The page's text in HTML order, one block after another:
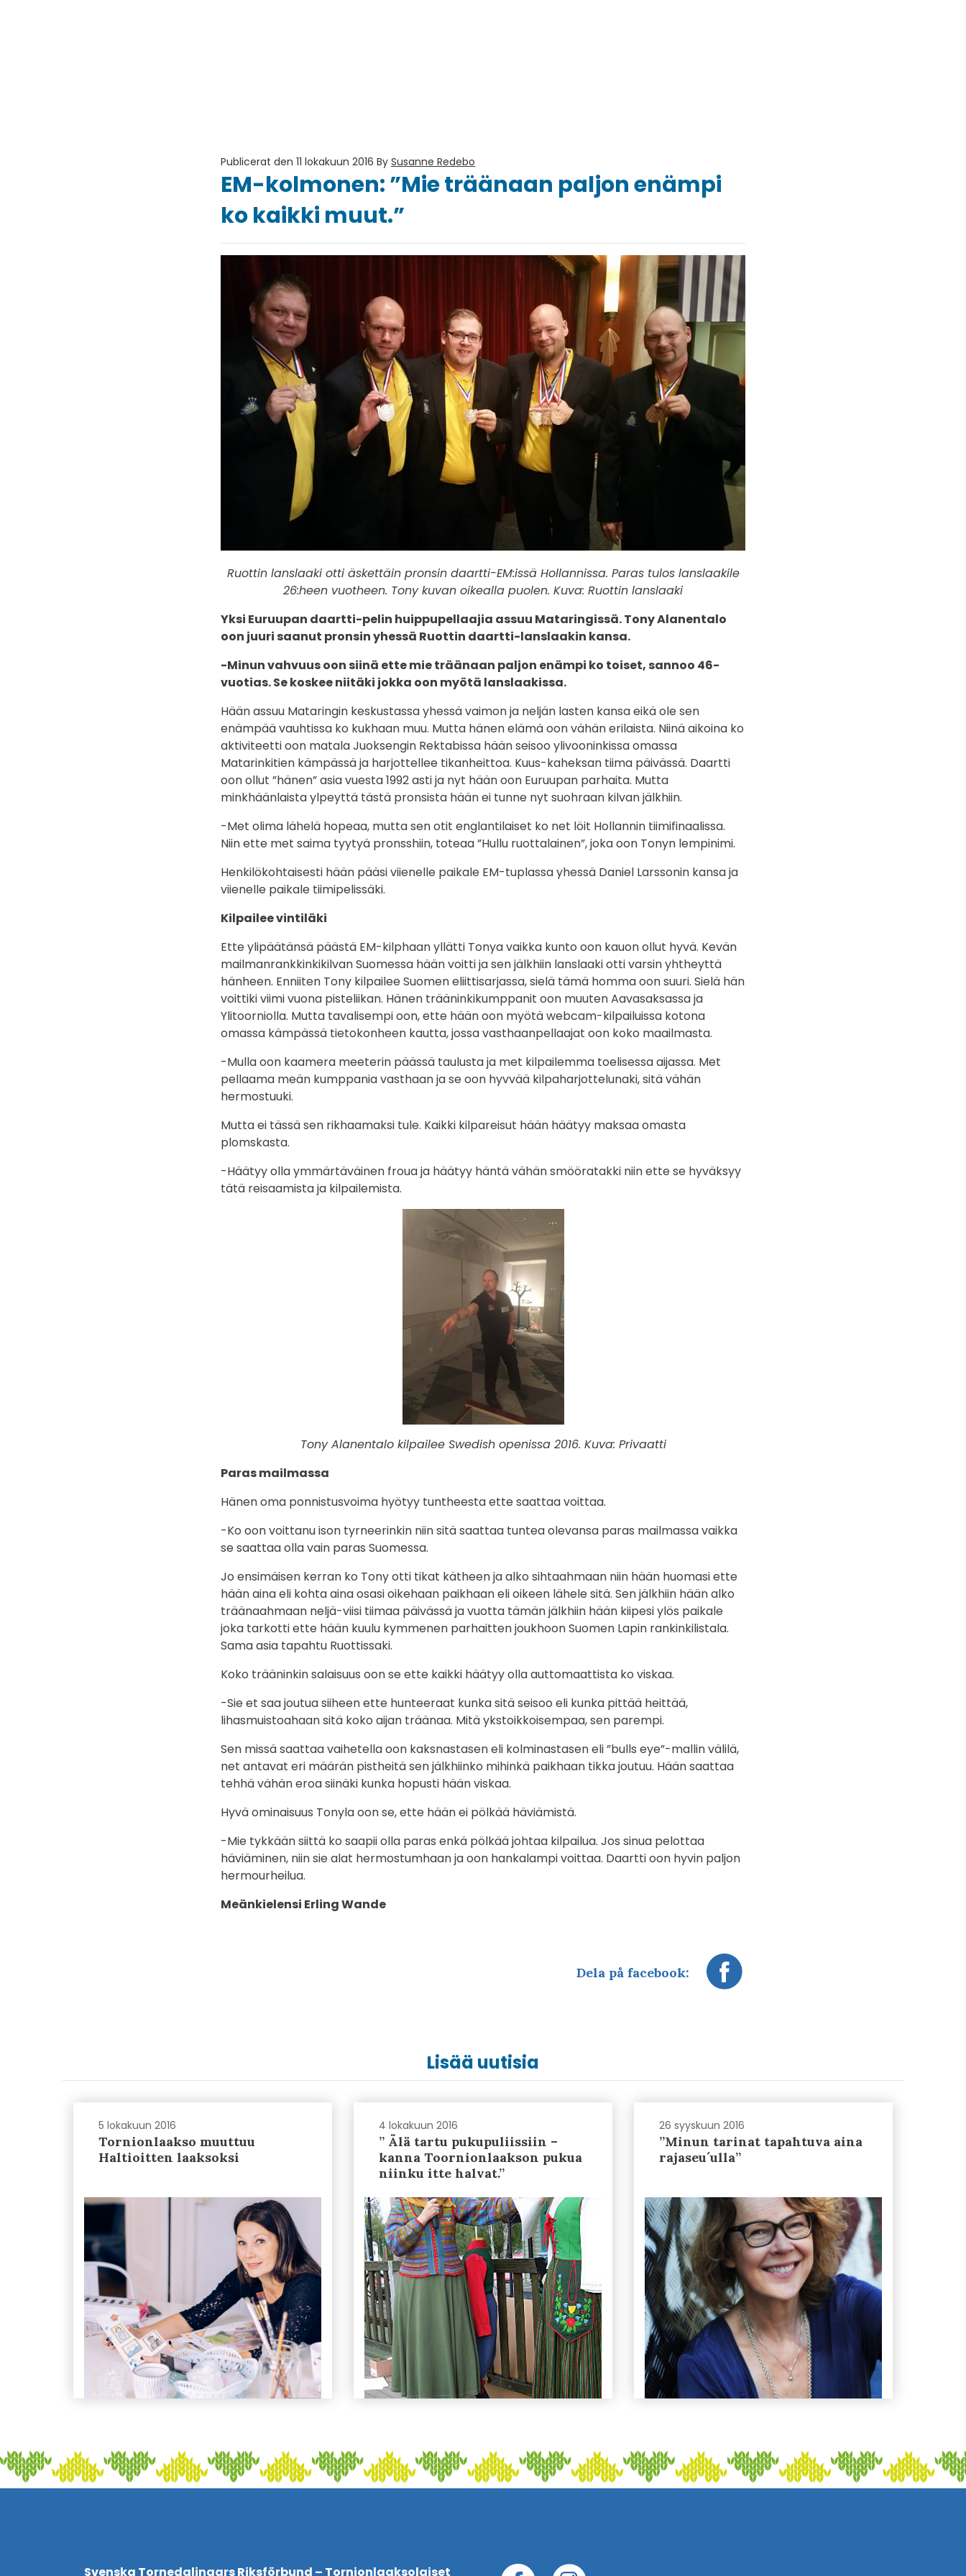
Publicerat den 11 lokakuun 2016 By Susanne Redebo
EM-kolmonen: ”Mie träänaan paljon enämpi
ko kaikki muut.”
Ruottin lanslaaki otti äskettäin pronsin daartti-EM:issä Hollannissa. Paras tulos lanslaakile
26:heen vuotheen. Tony kuvan oikealla puolen. Kuva: Ruottin lanslaaki
Yksi Euruupan daartti-pelin huippupellaajia assuu Mataringissä. Tony Alanentalo
oon juuri saanut pronsin yhessä Ruottin daartti-lanslaakin kansa.
-Minun vahvuus oon siinä ette mie träänaan paljon enämpi ko toiset, sannoo 46-
vuotias. Se koskee niitäki jokka oon myötä lanslaakissa.
Hään assuu Mataringin keskustassa yhessä vaimon ja neljän lasten kansa eikä ole sen
enämpää vauhtissa ko kukhaan muu. Mutta hänen elämä oon vähän erilaista. Niinä aikoina ko
aktiviteetti oon matala Juoksengin Rektabissa hään seisoo ylivooninkissa omassa
Matarinkitien kämpässä ja harjottellee tikanheittoa. Kuus-kaheksan tiima päivässä. Daartti
oon ollut ”hänen” asia vuesta 1992 asti ja nyt hään oon Euruupan parhaita. Mutta
minkhäänlaista ylpeyttä tästä pronsista hään ei tunne nyt suohraan kilvan jälkhiin.
-Met olima lähelä hopeaa, mutta sen otit englantilaiset ko net löit Hollannin tiimifinaalissa.
Niin ette met saima tyytyä pronsshiin, toteaa ”Hullu ruottalainen”, joka oon Tonyn lempinimi.
Henkilökohtaisesti hään pääsi viienelle paikale EM-tuplassa yhessä Daniel Larssonin kansa ja
viienelle paikale tiimipelissäki.
Kilpailee vintiläki
Ette ylipäätänsä päästä EM-kilphaan yllätti Tonya vaikka kunto oon kauon ollut hyvä. Kevän
mailmanrankkinkikilvan Suomessa hään voitti ja sen jälkhiin lanslaaki otti varsin yhtheyttä
hänheen. Enniiten Tony kilpailee Suomen eliittisarjassa, sielä tämä homma oon suuri. Sielä hän
voittiki viimi vuona pisteliikan. Hänen trääninkikumppanit oon muuten Aavasaksassa ja
Ylitoorniolla. Mutta tavalisempi oon, ette hään oon myötä webcam-kilpailuissa kotona
omassa kämpässä tietokonheen kautta, jossa vasthaanpellaajat oon koko maailmasta.
-Mulla oon kaamera meeterin päässä taulusta ja met kilpailemma toelisessa aijassa. Met
pellaama meän kumppania vasthaan ja se oon hyvvää kilpaharjottelunaki, sitä vähän
hermostuuki.
Mutta ei tässä sen rikhaamaksi tule. Kaikki kilpareisut hään häätyy maksaa omasta
plomskasta.
-Häätyy olla ymmärtäväinen froua ja häätyy häntä vähän smööratakki niin ette se hyväksyy
tätä reisaamista ja kilpailemista.
Tony Alanentalo kilpailee Swedish openissa 2016. Kuva: Privaatti
Paras mailmassa
Hänen oma ponnistusvoima hyötyy tuntheesta ette saattaa voittaa.
-Ko oon voittanu ison tyrneerinkin niin sitä saattaa tuntea olevansa paras mailmassa vaikka
se saattaa olla vain paras Suomessa.
Jo ensimäisen kerran ko Tony otti tikat kätheen ja alko sihtaahmaan niin hään huomasi ette
hään aina eli kohta aina osasi oikehaan paikhaan eli oikeen lähele sitä. Sen jälkhiin hään alko
träänaahmaan neljä-viisi tiimaa päivässä ja vuotta tämän jälkhiin hään kiipesi ylös paikale
joka tarkotti ette hään kuulu kymmenen parhaitten joukhoon Suomen Lapin rankinkilistala.
Sama asia tapahtu Ruottissaki.
Koko trääninkin salaisuus oon se ette kaikki häätyy olla auttomaattista ko viskaa.
-Sie et saa joutua siiheen ette hunteeraat kunka sitä seisoo eli kunka pittää heittää,
lihasmuistoahaan sitä koko aijan träänaa. Mitä ykstoikkoisempaa, sen parempi.
Sen missä saattaa vaihetella oon kaksnastasen eli kolminastasen eli ”bulls eye”-mallin välilä,
net antavat eri määrän pistheitä sen jälkhiinko mihinkä paikhaan tikka joutuu. Hään saattaa
tehhä vähän eroa siinäki kunka hopusti hään viskaa.
Hyvä ominaisuus Tonyla oon se, ette hään ei pölkää häviämistä.
-Mie tykkään siittä ko saapii olla paras enkä pölkää johtaa kilpailua. Jos sinua pelottaa
häviäminen, niin sie alat hermostumhaan ja oon hankalampi voittaa. Daartti oon hyvin paljon
hermourheilua.
Meänkielensi Erling Wande
Dela på facebook:
Lisää uutisia
5 lokakuun 2016
Tornionlaakso muuttuu
Haltioitten laaksoksi
4 lokakuun 2016
” Älä tartu pukupuliissiin –
kanna Toornionlaakson pukua
niinku itte halvat.”
26 syyskuun 2016
”Minun tarinat tapahtuva aina
rajaseu´ulla”
Svenska Tornedalingars Riksförbund – Tornionlaaksolaiset